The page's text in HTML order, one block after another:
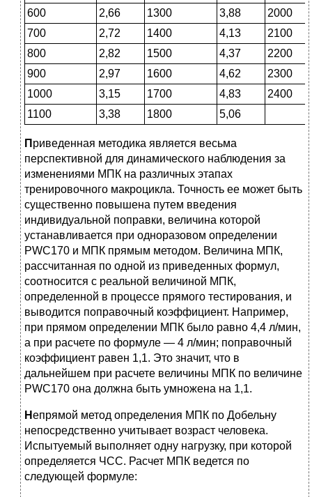
600
2,66 1300 3,88
2000
700
2,72 1400 4,13
2100
800
2,82 1500 4,37
2200
900
2,97 1600 4,62
2300
1000
3,15 1700 4,83
2400
1100
3,38 1800 5,06
П риведенная методика является весьма
перспективной для динамического наблюдения за
изменениями МПК на различных этапах
тренировочного макроцикла. Точность ее может быть
существенно повышена путем введения
индивидуальной поправки, величина которой
устанавливается при одноразовом определении
PWC170 и МПК прямым методом. Величина МПК,
рассчитанная по одной из приведенных формул,
соотносится с реальной величиной МПК,
определенной в процессе прямого тестирования, и
выводится поправочный коэффициент. Например,
при прямом определении МПК было равно 4,4 л/мин,
а при расчете по формуле — 4 л/мин; поправочный
коэффициент равен 1,1. Это значит, что в
дальнейшем при расчете величины МПК по величине
PWC170 она должна быть умножена на 1,1.
Непрямой метод определения МПК по Добельну
непосредственно учитывает возраст человека.
Испытуемый выполняет одну нагрузку, при которой
определяется ЧСС. Расчет МПК ведется по
следующей формуле: